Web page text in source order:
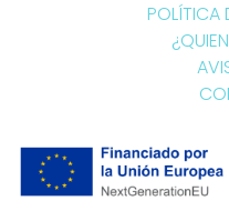
POLÍTICA